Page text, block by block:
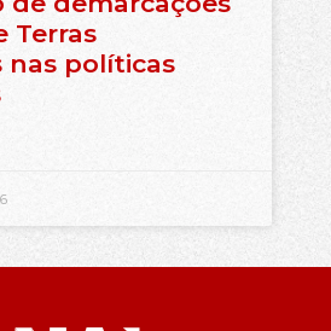
Terras
nas políticas